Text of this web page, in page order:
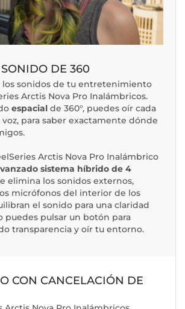
DE 360
sonidos de tu entretenimiento
Arctis Nova Pro Inalámbricos.
espacial de 360°, puedes oír cada
voz, para saber exactamente dónde
Arctis Nova Pro Inalámbrico
sistema híbrido de 4
elimina los sonidos externos,
micrófonos del interior de los
el sonido para una claridad
puedes pulsar un botón para
transparencia y oír tu entorno.
CON CANCELACIÓN DE